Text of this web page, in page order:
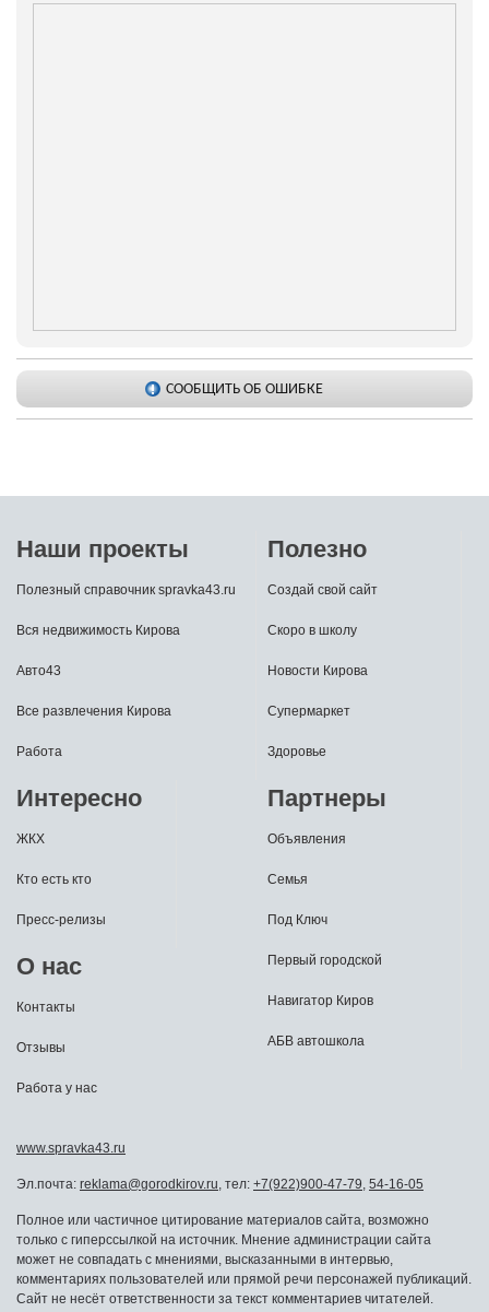
СООБЩИТЬ ОБ ОШИБКЕ
Наши проекты
Полезный справочник spravka43.ru
Вся недвижимость Кирова
Авто43
Все развлечения Кирова
Работа
Полезно
Создай свой сайт
Скоро в школу
Новости Кирова
Супермаркет
Здоровье
Интересно
ЖКХ
Кто есть кто
Пресс-релизы
О нас
Контакты
Отзывы
Работа у нас
Партнеры
Объявления
Семья
Под Ключ
Первый городской
Навигатор Киров
АБВ автошкола
www.spravka43.ru
Эл.почта: reklama@gorodkirov.ru, тел: +7(922)900-47-79, 54-16-05
Полное или частичное цитирование материалов сайта, возможно
только с гиперссылкой на источник. Мнение администрации сайта
может не совпадать с мнениями, высказанными в интервью,
комментариях пользователей или прямой речи персонажей публикаций.
Сайт не несёт ответственности за текст комментариев читателей.